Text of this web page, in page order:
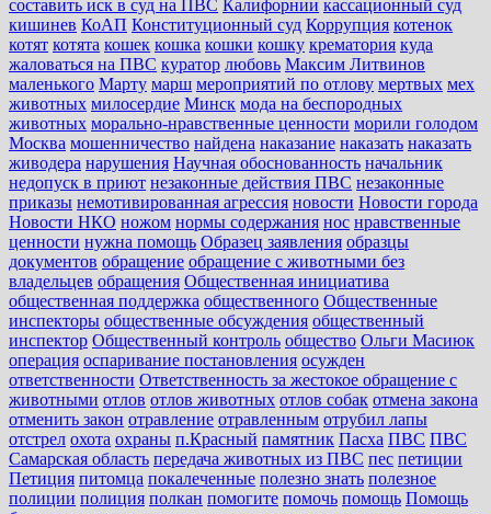
составить иск в суд на ПВС Калифорнии кассационный суд
кишинев КоАП Конституционный суд Коррупция котенок
котят котята кошек кошка кошки кошку крематория куда
жаловаться на ПВС куратор любовь Максим Литвинов
маленького Марту марш мероприятий по отлову мертвых мех
животных милосердие Минск мода на беспородных
животных морально-нравственные ценности морили голодом
Москва мошенничество найдена наказание наказать наказать
живодера нарушения Научная обоснованность начальник
недопуск в приют незаконные действия ПВС незаконные
приказы немотивированная агрессия новости Новости города
Новости НКО ножом нормы содержания нос нравственные
ценности нужна помощь Образец заявления образцы
документов обращение обращение с животными без
владельцев обращения Общественная инициатива
общественная поддержка общественного Общественные
инспекторы общественные обсуждения общественный
инспектор Общественный контроль общество Ольги Масиюк
операция оспаривание постановления осужден
ответственности Ответственность за жестокое обращение с
животными отлов отлов животных отлов собак отмена закона
отменить закон отравление отравленным отрубил лапы
отстрел охота охраны п.Красный памятник Пасха ПВС ПВС
Самарская область передача животных из ПВС пес петиции
Петиция питомца покалеченные полезно знать полезное
полиции полиция полкан помогите помочь помощь Помощь